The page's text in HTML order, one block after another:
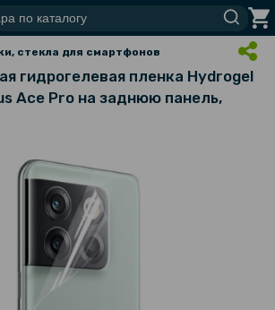
стекла для смартфонов
гидрогелевая пленка Hydrogel
Ace Pro на заднюю панель,